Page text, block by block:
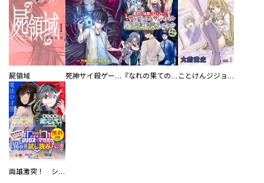
屍領域 死神サイ殺ゲーム 『なれの果ての僕ら』新刊配信無料ファイル ことけんジジョウ
両雄激突！ シリウスｖｓ．マガジン異世界試し読みパック